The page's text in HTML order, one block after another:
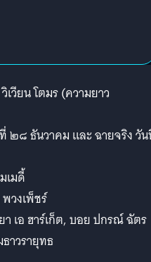
เวียน โตมร (ความยาว
๒๘ ธันวาคม และ ฉายจริง วั
เมดี้
วงเพ็ชร์
เอ ฮาร์เก็ต, บอย ปกรณ์ ฉัตร
าวรายุทธ